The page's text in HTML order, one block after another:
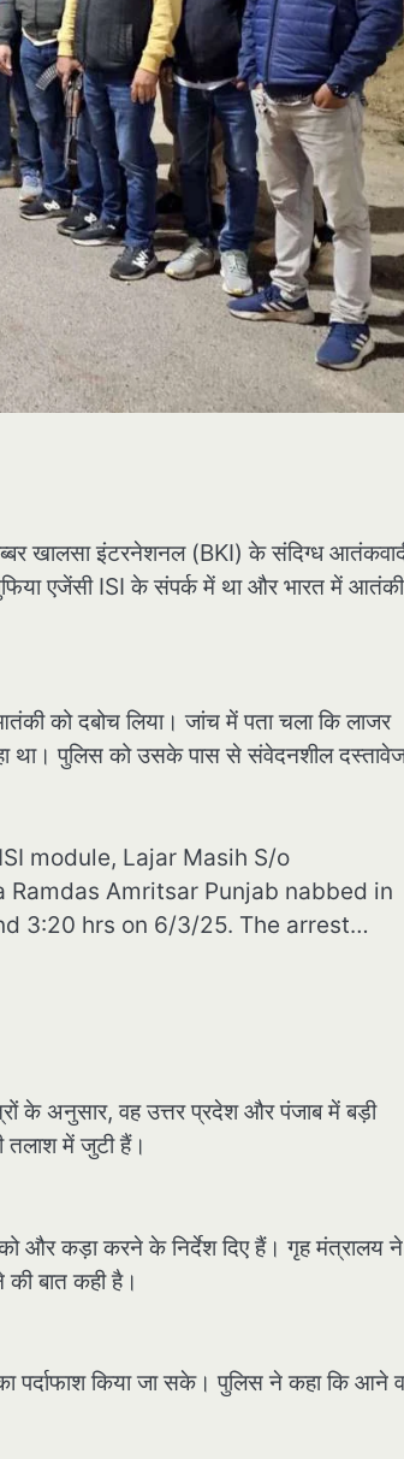
खालसा इंटरनेशनल (BKI) के संदिग्ध
एजेंसी ISI के संपर्क में था और भारत में आतंकी
को दबोच लिया। जांच में पता चला कि लाजर
था। पुलिस को उसके पास से संवेदनशील
module, Lajar Masih S/o
Amritsar Punjab nabbed in
3:20 hrs on 6/3/25. The arrest…
के अनुसार, वह उत्तर प्रदेश और पंजाब में बड़ी
तलाश में जुटी हैं।
और कड़ा करने के निर्देश दिए हैं। गृह मंत्रालय
की बात कही है।
पर्दाफाश किया जा सके। पुलिस ने कहा कि आने